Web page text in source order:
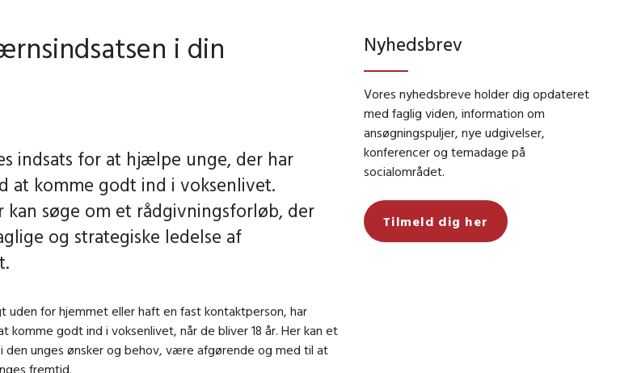
i din
indsats for at hjælpe unge, der har
at komme godt ind i voksenlivet.
kan søge om et rådgivningsforløb, der
og strategiske ledelse af
uden for hjemmet eller haft en fast kontaktperson, har
godt ind i voksenlivet, når de bliver 18 år. Her kan et
unges ønsker og behov, være afgørende og med til at
fremtid.
Nyhedsbrev
Vores nyhedsbreve holder dig opdateret
med faglig viden, information om
ansøgningspuljer, nye udgivelser,
konferencer og temadage på
socialområdet.
Tilmeld dig her